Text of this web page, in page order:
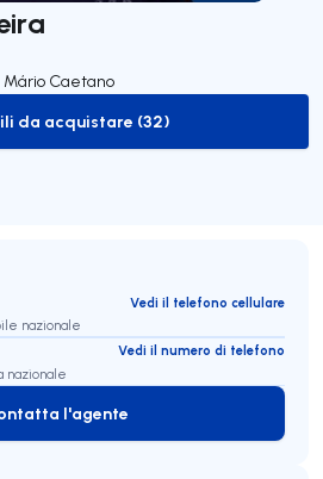
Mário Caetano
to-buy-listing
da acquistare (32)
Vedi il telefono cellulare
nazionale
Vedi il numero di telefono
nazionale
Contatta l'agente
l'agente